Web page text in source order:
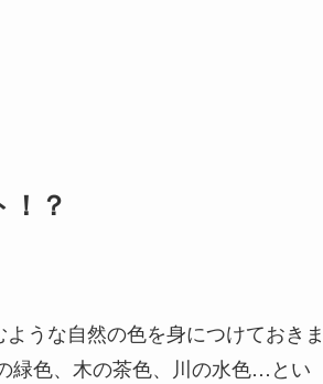
？
うな自然の色を身につけておき
緑色、木の茶色、川の水色…とい